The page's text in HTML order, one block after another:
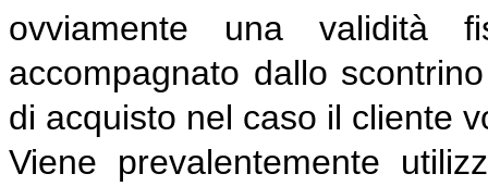
ovviamente una validità
accompagnato dallo
di acquisto nel caso il cliente
Viene prevalentemente